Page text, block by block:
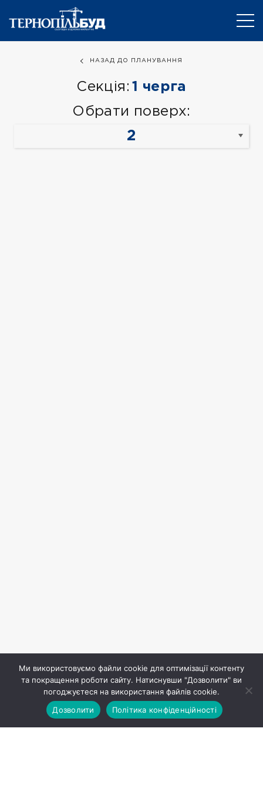
НАЗАД ДО ПЛАНУВАННЯ
Секція: 1 черга
Обрати поверх:
Ми використовуємо файли cookie для оптимізації контенту
та покращення роботи сайту. Натиснувши "Дозволити" ви
погоджуєтеся на використання файлів cookie.
Дозволити
Політика конфіденційності